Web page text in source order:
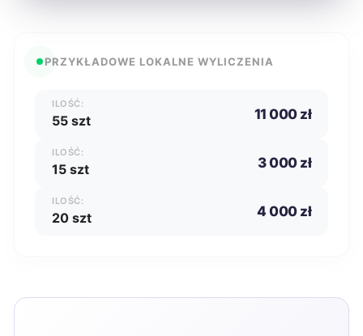
PRZYKŁADOWE LOKALNE WYLICZENIA
ILOŚĆ:
55 szt 11 000 zł
ILOŚĆ:
15 szt 3 000 zł
ILOŚĆ:
20 szt 4 000 zł